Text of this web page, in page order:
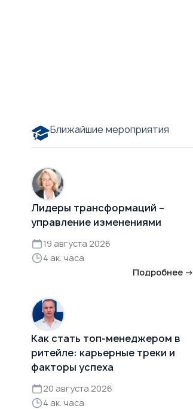
Ближайшие мероприятия
Лидеры трансформаций –
управление изменениями
19 августа 2026
4 ак. часа
Подробнее →
Как стать топ-менеджером в
ритейле: карьерные треки и
факторы успеха
20 августа 2026
4 ак. часа